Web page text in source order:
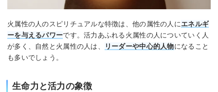
火属性の人のスピリチュアルな特徴は、他の属性の人にエネルギ
ーを与えるパワーです。活力あふれる火属性の人についていく人
が多く、自然と火属性の人は、
リーダーや中心的人物になること
も多いでしょう。
生命力と活力の象徴